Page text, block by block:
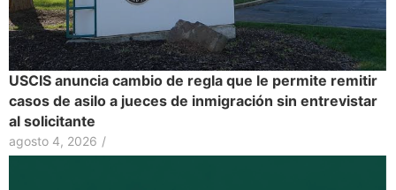
USCIS anuncia cambio de regla que le permite remitir
casos de asilo a jueces de inmigración sin entrevistar
al solicitante
agosto 4, 2026 /